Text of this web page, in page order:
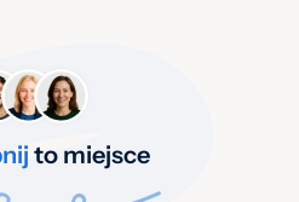
to miejsce